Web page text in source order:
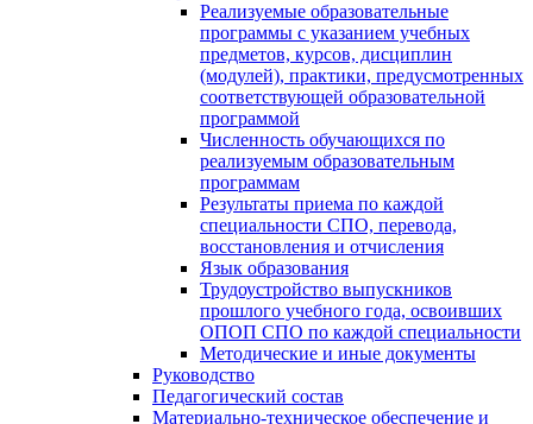
Реализуемые образовательные
программы с указанием учебных
предметов, курсов, дисциплин
(модулей), практики, предусмотренных
соответствующей образовательной
программой
Численность обучающихся по
реализуемым образовательным
программам
Результаты приема по каждой
специальности СПО, перевода,
восстановления и отчисления
Язык образования
Трудоустройство выпускников
прошлого учебного года, освоивших
ОПОП СПО по каждой специальности
Методические и иные документы
Руководство
Педагогический состав
Материально-техническое обеспечение и